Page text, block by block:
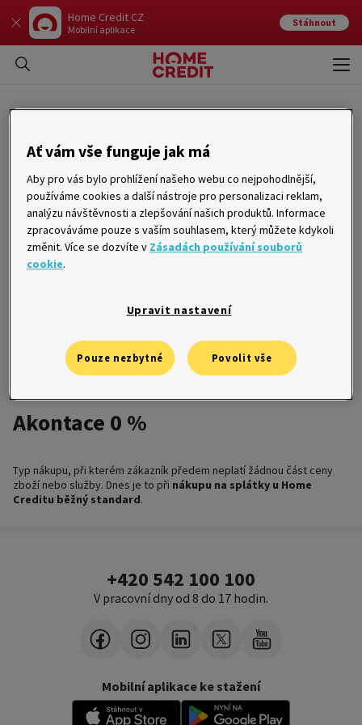
Home Credit CZ
Mobilní aplikace
Stáhnout
Akontace
Akontace ječástečná platba předem. Využívá se například u
nákupů na splátky
financování auta , ale i dalších typů nákupů.
Spojujícím prvkem je rozdělení finální ceny produktu nebo služby.
Zákazník přímo při nákupu složí část celkové ceny, tedy akontaci.
Využívá se v případě, kdy zákazník nemá dostatek financí na
jednorázovou úhradu celkové ceny transakce.
Výše akontace
Akontace se většinou uvádí v procentech celkové ceny zboží nebo
služby. U nákupu na splátky jebývá výše akontace 10 % nebo 20 %.
Akontace 0 %
Typ nákupu, při kterém zákazník předem neplatí žádnou část ceny
zboží nebo služby. Dnes je to při nákupu na splátky u Home
Creditu běžný standard.
+420 542 100 100
V pracovní dny od 8 do 17 hodin.
Mobilní aplikace ke stažení
Ať vám vše funguje jak má
Aby pro vás bylo prohlížení našeho webu co nejpohodlnější,
používáme cookies a další nástroje pro personalizaci reklam,
analýzu návštěvnosti a zlepšování našich produktů. Informace
zpracováváme pouze s vaším souhlasem, který můžete kdykoli
změnit. Více se dozvíte v Zásadách používání souborů
cookie.
Upravit nastavení
Pouze nezbytné Povolit vše